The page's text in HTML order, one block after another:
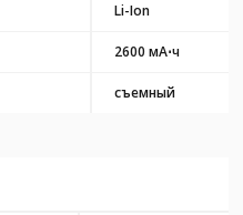
Li-Ion
2600 мА⋅ч
съемный